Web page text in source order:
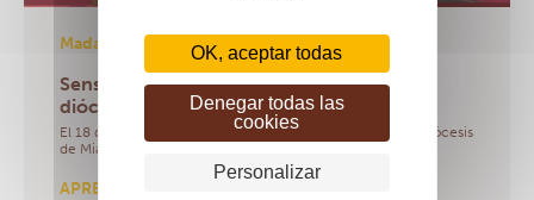
OK, aceptar todas
Denegar todas las
cookies
Personalizar
Madagascar - 18/04/2022
Sensibilización de los sacerdotes de la
diócesis de Miarinarivo
El 18 de marzo de 2022, en Miarinarivo, el Obispo de la Diócesis
de Miarinarivo y los responsables de la…
APRENDE MÁS